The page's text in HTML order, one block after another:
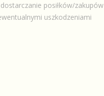
posiłków/zakupów
uszkodzeniami